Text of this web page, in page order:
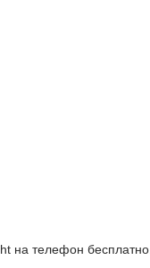
на телефон бесплатно.